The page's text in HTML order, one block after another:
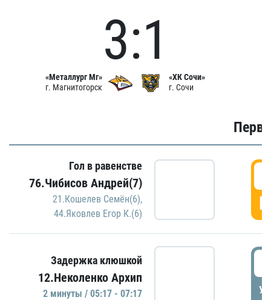
«Металлург Мг»
г. Магнитогорск
3:1
«ХК Сочи»
г. Сочи
Гол в равенстве
76.Чибисов Андрей(7)
21.Кошелев Семён(6),
44.Яковлев Егор К.(6)
Задержка клюшкой
12.Неколенко Архип
2 минуты / 05:17 - 07:17